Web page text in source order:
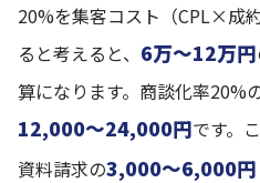
20%を集客コスト（CPL×成
ると考えると、 6万〜12万円
算になります。商談化率20%
12,000〜24,000円です。
資料請求の3,000〜6,000円